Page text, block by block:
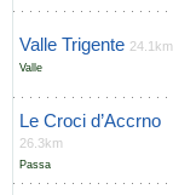
Valle Trigente 24.1km
Valle
Le Croci d’Accrno
26.3km
Passa